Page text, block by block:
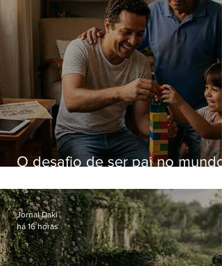
O desafio de ser pai no mundo
Jornal Daki
há 16 horas